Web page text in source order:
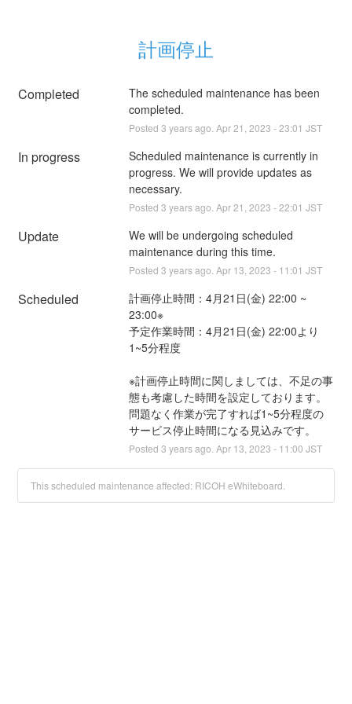
計画停止
Completed
The scheduled maintenance has been
completed.
Posted 3 years ago. Apr21 2023 -23:01 JST
In progress
Scheduled maintenance is currently in
progress. We will provide updates as
necessary.
Posted 3 years ago. Apr21 2023 -22:01 JST
Update
We will be undergoing scheduled
maintenance during this time.
Posted 3 years ago. Apr 13 2023 - 11:01 JST
Scheduled
計画停止時間：4月21日(金) 22:00 ~
23:00※
予定作業時間：4月21日(金) 22:00より
1~5分程度
※計画停止時間に関しましては、不足の事
態も考慮した時間を設定しております。
問題なく作業が完了すれば1~5分程度の
サービス停止時間になる見込みです。
Posted 3 years ago. Apr 13 2023 - 11:00 JST
This scheduled maintenance affected: RICOH eWhiteboard.